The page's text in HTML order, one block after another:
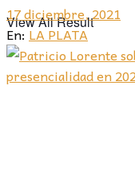
View All Result
17 diciembre, 2021
En:LA PLATA